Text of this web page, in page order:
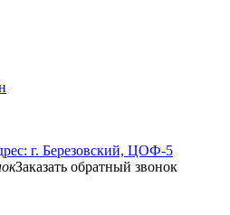
г. Березовский, ЦОФ-5
Заказать обратный звонок